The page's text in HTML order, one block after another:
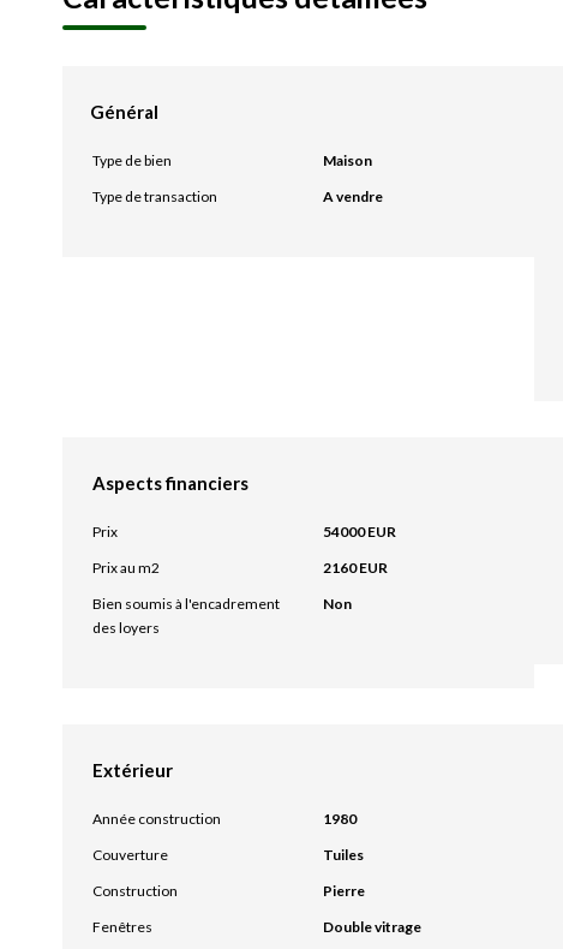
Général
Type de bien
Maison
Type de transaction
A vendre
Aspects financiers
Prix
54000 EUR
Prix au m2
2160 EUR
Bien soumis à l'encadrement
des loyers
Non
Extérieur
Année construction
1980
Couverture
Tuiles
Construction
Pierre
Fenêtres
Double vitrage